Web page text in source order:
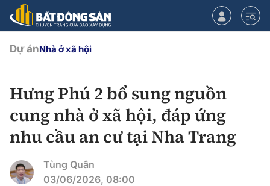
CHUYÊN MỤC
Chính sách
Quy hoạch hạ tầng
Dự ánNhà ở xã hội
Hưng Phú 2 bổ sung nguồn
cung nhà ở xã hội, đáp ứng
nhu cầu an cư tại Nha Trang
Tùng Quân
03/06/2026, 08:00